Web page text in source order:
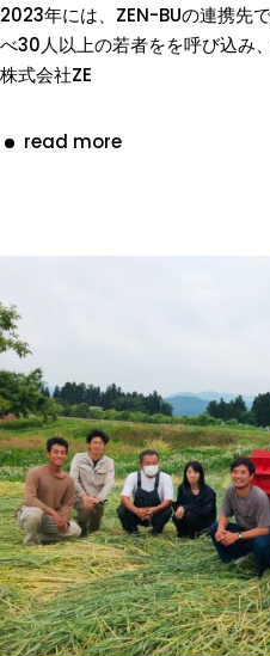
2023年には、ZEN-BUの連携先
べ30人以上の若者をを呼び込み
株式会社ZE
read more